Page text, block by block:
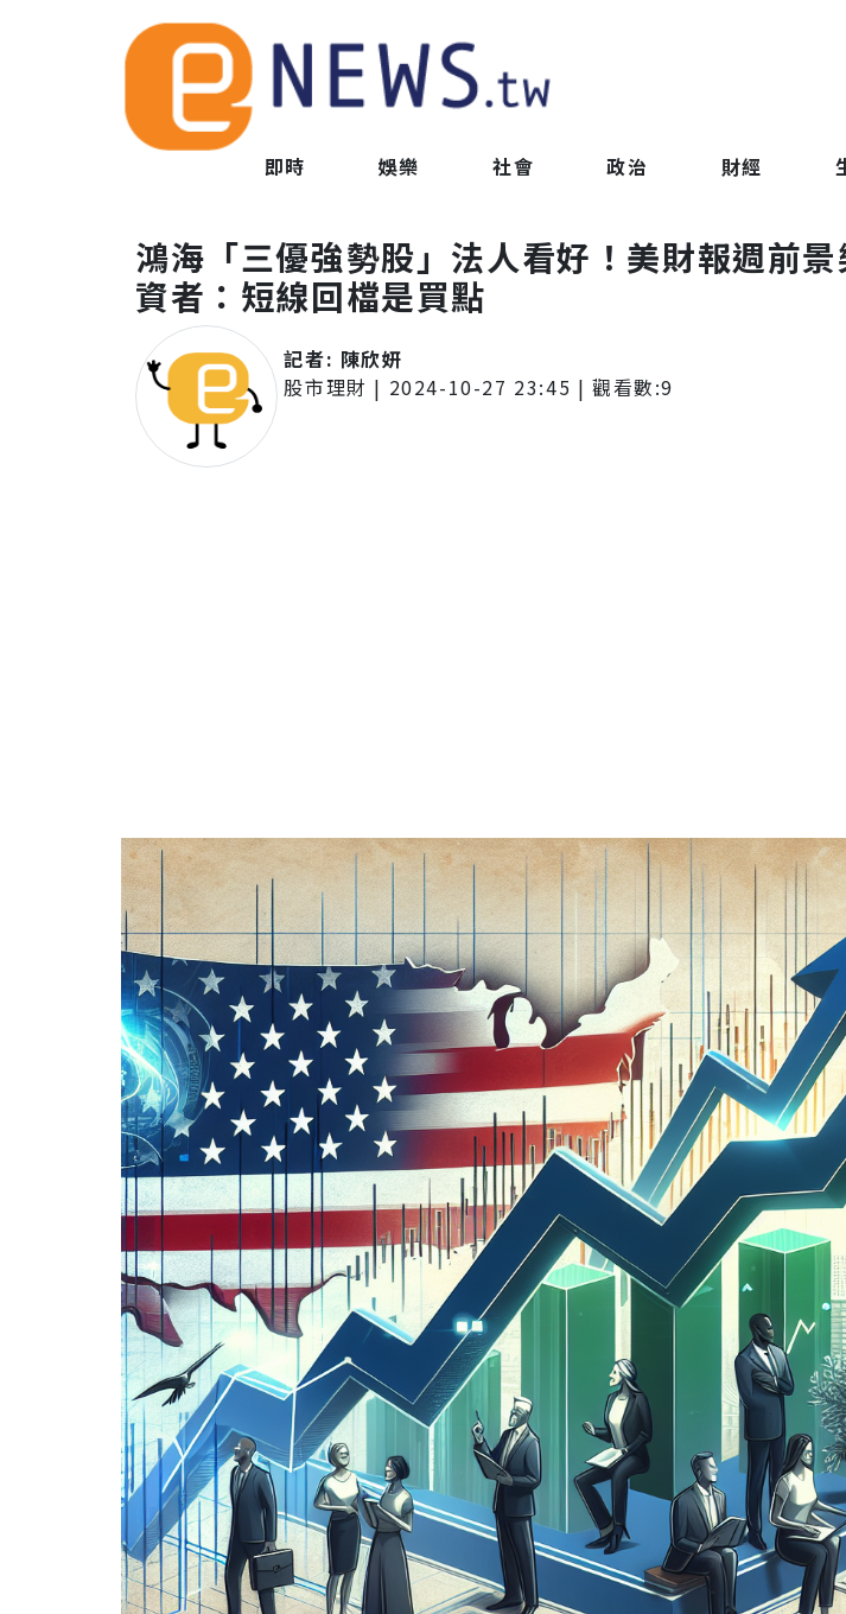
即時 娛樂 社會 政治 財經
鴻海「三優強勢股」法人看好！美財報週前
資者：短線回檔是買點
記者: 陳欣妍
股市理財 | 2024-10-27 23:45 | 觀看數:9